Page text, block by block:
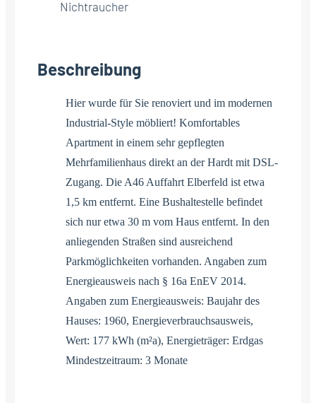
Nichtraucher
Beschreibung
Hier wurde für Sie renoviert und im modernen
Industrial-Style möbliert! Komfortables
Apartment in einem sehr gepflegten
Mehrfamilienhaus direkt an der Hardt mit DSL-
Zugang. Die A46 Auffahrt Elberfeld ist etwa
1,5 km entfernt. Eine Bushaltestelle befindet
sich nur etwa 30 m vom Haus entfernt. In den
anliegenden Straßen sind ausreichend
Parkmöglichkeiten vorhanden. Angaben zum
Energieausweis nach § 16a EnEV 2014.
Angaben zum Energieausweis: Baujahr des
Hauses: 1960, Energieverbrauchsausweis,
Wert: 177 kWh (m²a), Energieträger: Erdgas
Mindestzeitraum: 3 Monate